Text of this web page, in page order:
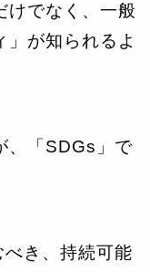
けでなく、一般
」が知られるよ
、「SDGs」で
き、持続可能